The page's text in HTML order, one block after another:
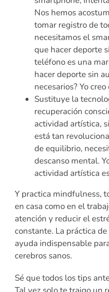
Nos hemos
tomar registro de
necesitamos el
que hacer deporte
teléfono es una
hacer deporte sin
necesarios? Yo
Sustituye la
recuperación
actividad artística,
está tan
de equilibrio,
descanso mental.
actividad artística
Y practica mindfulness,
en casa como en el
atención y reducir el
constante. La práctica
ayuda indispensable
cerebros sanos.
Sé que todos los tips